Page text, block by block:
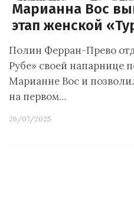
Марианна Вос
этап женской
Полин Ферран-Прево
Рубе» своей напарнице
Марианне Вос и
на первом…
26/07/2025